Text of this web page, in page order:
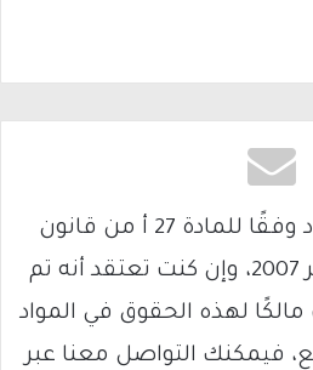
يتم الاستخدام المواد وفقًا للمادة 27 أ من قانون
حقوق التأليف والنشر 2007، وإن كنت تعتقد أنه تم
لهذه الحقوق في المواد
فيمكنك التواصل معنا عبر